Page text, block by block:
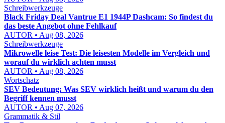
Schreibwerkzeuge
Black Friday Deal Vantrue E1 1944P Dashcam: So findest du
das beste Angebot ohne Fehlkauf
AUTOR • Aug 08, 2026
Schreibwerkzeuge
Mikrowelle leise Test: Die leisesten Modelle im Vergleich und
worauf du wirklich achten musst
AUTOR • Aug 08, 2026
Wortschatz
SEV Bedeutung: Was SEV wirklich heißt und warum du den
Begriff kennen musst
AUTOR • Aug 07, 2026
Grammatik & Stil